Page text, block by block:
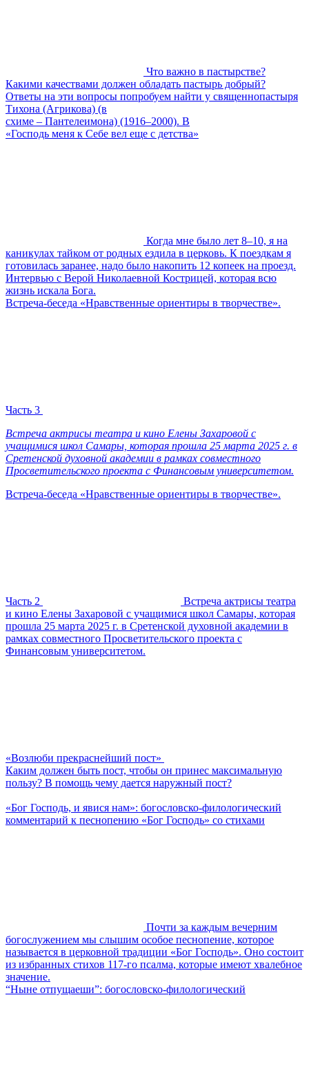
Что важно в пастырстве?
Какими качествами должен обладать пастырь добрый?
Ответы на эти вопросы попробуем найти у священнопастыря
Тихона (Агрикова) (в
схиме – Пантелеимона) (1916–2000). В
«Господь меня к Себе вел еще с детства»
Когда мне было лет 8–10, я на
каникулах тайком от родных ездила в церковь. К поездкам я
готовилась заранее, надо было накопить 12 копеек на проезд.
Интервью с Верой Николаевной Кострицей, которая всю
жизнь искала Бога.
Встреча-беседа «Нравственные ориентиры в творчестве».
Часть 3
Встреча актрисы театра и кино Елены Захаровой с
учащимися школ Самары, которая прошла 25 марта 2025 г. в
Сретенской духовной академии в рамках совместного
Просветительского проекта с Финансовым университетом.
Встреча-беседа «Нравственные ориентиры в творчестве».
Часть 2
Встреча актрисы театра
и кино Елены Захаровой с учащимися школ Самары, которая
прошла 25 марта 2025 г. в Сретенской духовной академии в
рамках совместного Просветительского проекта с
Финансовым университетом.
«Возлюби прекраснейший пост»
Каким должен быть пост, чтобы он принес максимальную
пользу? В помощь чему дается наружный пост?
«Бог Господь, и явися нам»: богословско-филологический
комментарий к песнопению «Бог Господь» со стихами
Почти за каждым вечерним
богослужением мы слышим особое песнопение, которое
называется в церковной традиции «Бог Господь». Оно состоит
из избранных стихов 117-го псалма, которые имеют хвалебное
значение.
“Ныне отпущаеши”: богословско-филологический